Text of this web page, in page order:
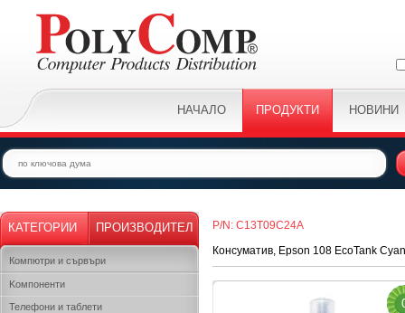
НАЧАЛО ПРОДУКТИ НОВИНИ
КАТЕГОРИИ ПРОИЗВОДИТЕЛ
Компютри и сървъри
Kомпоненти
Телефони и таблети
P/N: C13T09C24A
Консуматив, Epson 108 EcoTank